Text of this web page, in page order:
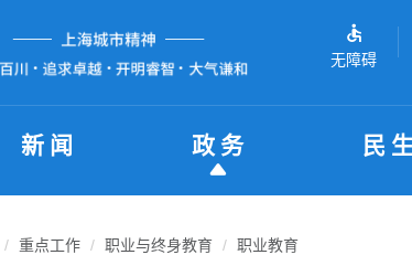
无障碍
新闻 政务 民生
重点工作 职业与终身教育 职业教育